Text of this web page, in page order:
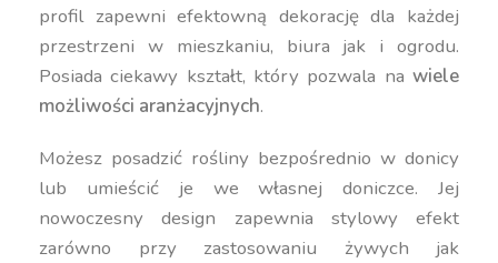
profil zapewni efektowną dekorację dla każdej
przestrzeni w mieszkaniu, biura jak i ogrodu.
Posiada ciekawy kształt, który pozwala na wiele
możliwości aranżacyjnych.
Możesz posadzić rośliny bezpośrednio w donicy
lub umieścić je we własnej doniczce. Jej
nowoczesny design zapewnia stylowy efekt
zarówno przy zastosowaniu żywych jak